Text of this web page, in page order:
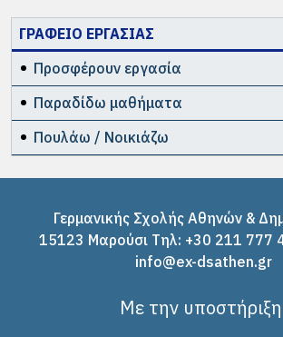
ΓΡΑΦΕΙΟ ΕΡΓΑΣΙΑΣ
Προσφέρουν εργασία
Παραδίδω μαθήματα
Πουλάω / Νοικιάζω
Γερμανικής Σχολής Αθηνών &
15123 Μαρούσι Tηλ: +30 211 777
info@ex-dsathen.gr
Με την